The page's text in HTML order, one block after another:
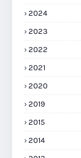
2024
2023
2022
2021
2020
2019
2015
2014